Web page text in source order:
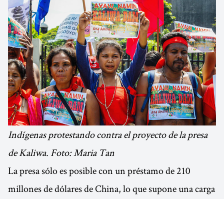
Indígenas protestando contra el proyecto de la presa
de Kaliwa. Foto: Maria Tan
La presa sólo es posible con un préstamo de 210
millones de dólares de China, lo que supone una carga